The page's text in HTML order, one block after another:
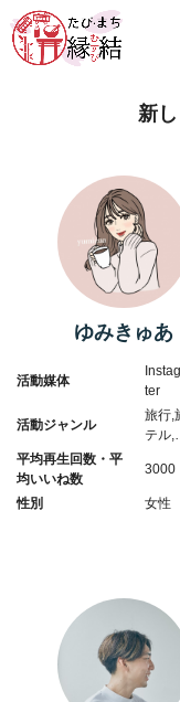
新
ゆみきゅあ
活動媒体
ter
活動ジャンル
旅行,
テル,…
平均再生回数・平
均いいね数
3000
性別 女性